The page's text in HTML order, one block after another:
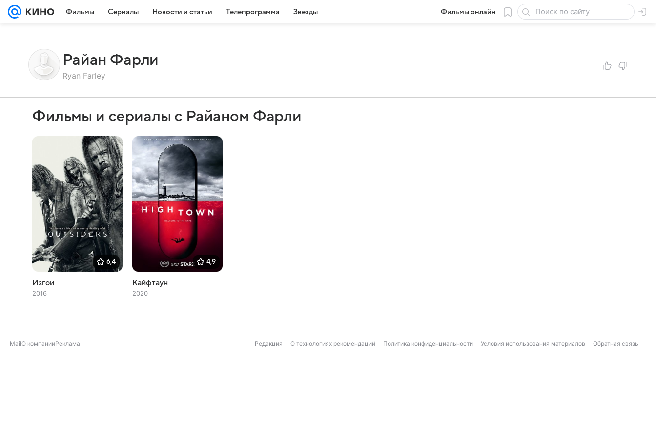
Фильмы Сериалы Новости и статьи Телепрограмма Звезды Фильмы онлайн
Райан Фарли
Ryan Farley
Фильмы и сериалы с Райаном Фарли
6,4
Изгои
2016
4,9
Кайфтаун
2020
MailО компанииРеклама Редакция О технологиях рекомендаций Политика конфиденциальности Условия использования материалов Обратная связь